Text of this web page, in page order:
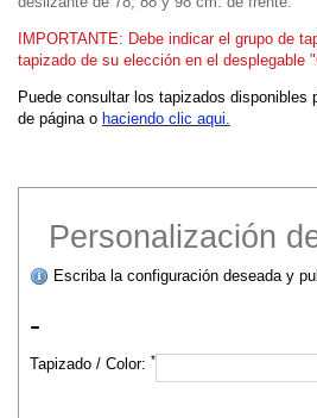
IMPORTANTE: Debe indicar el grupo de
tapizado de su elección en el desplegable
Puede consultar los tapizados disponibles
de página o haciendo clic aqui.
Personalización
Escriba la configuración deseada y
-
Tapizado / Color:*